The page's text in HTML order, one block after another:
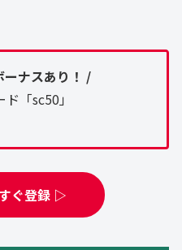
ナスあり！ /
「sc50」
ぐ登録 ▷